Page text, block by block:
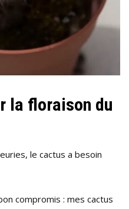
la floraison du
le cactus a besoin
compromis : mes cactus